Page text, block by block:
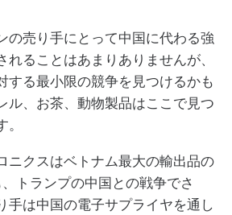
の売り手にとって中国に代わる強
ることはあまりありませんが、
する最小限の競争を見つけるかも
ル、お茶、動物製品はここで見つ
ニクスはベトナム最大の輸出品の
トランプの中国との戦争でさ
手は中国の電子サプライヤを通し